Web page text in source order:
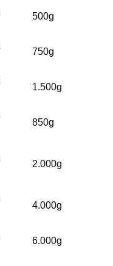
500g
750g
1.500g
850g
2.000g
4.000g
6.000g